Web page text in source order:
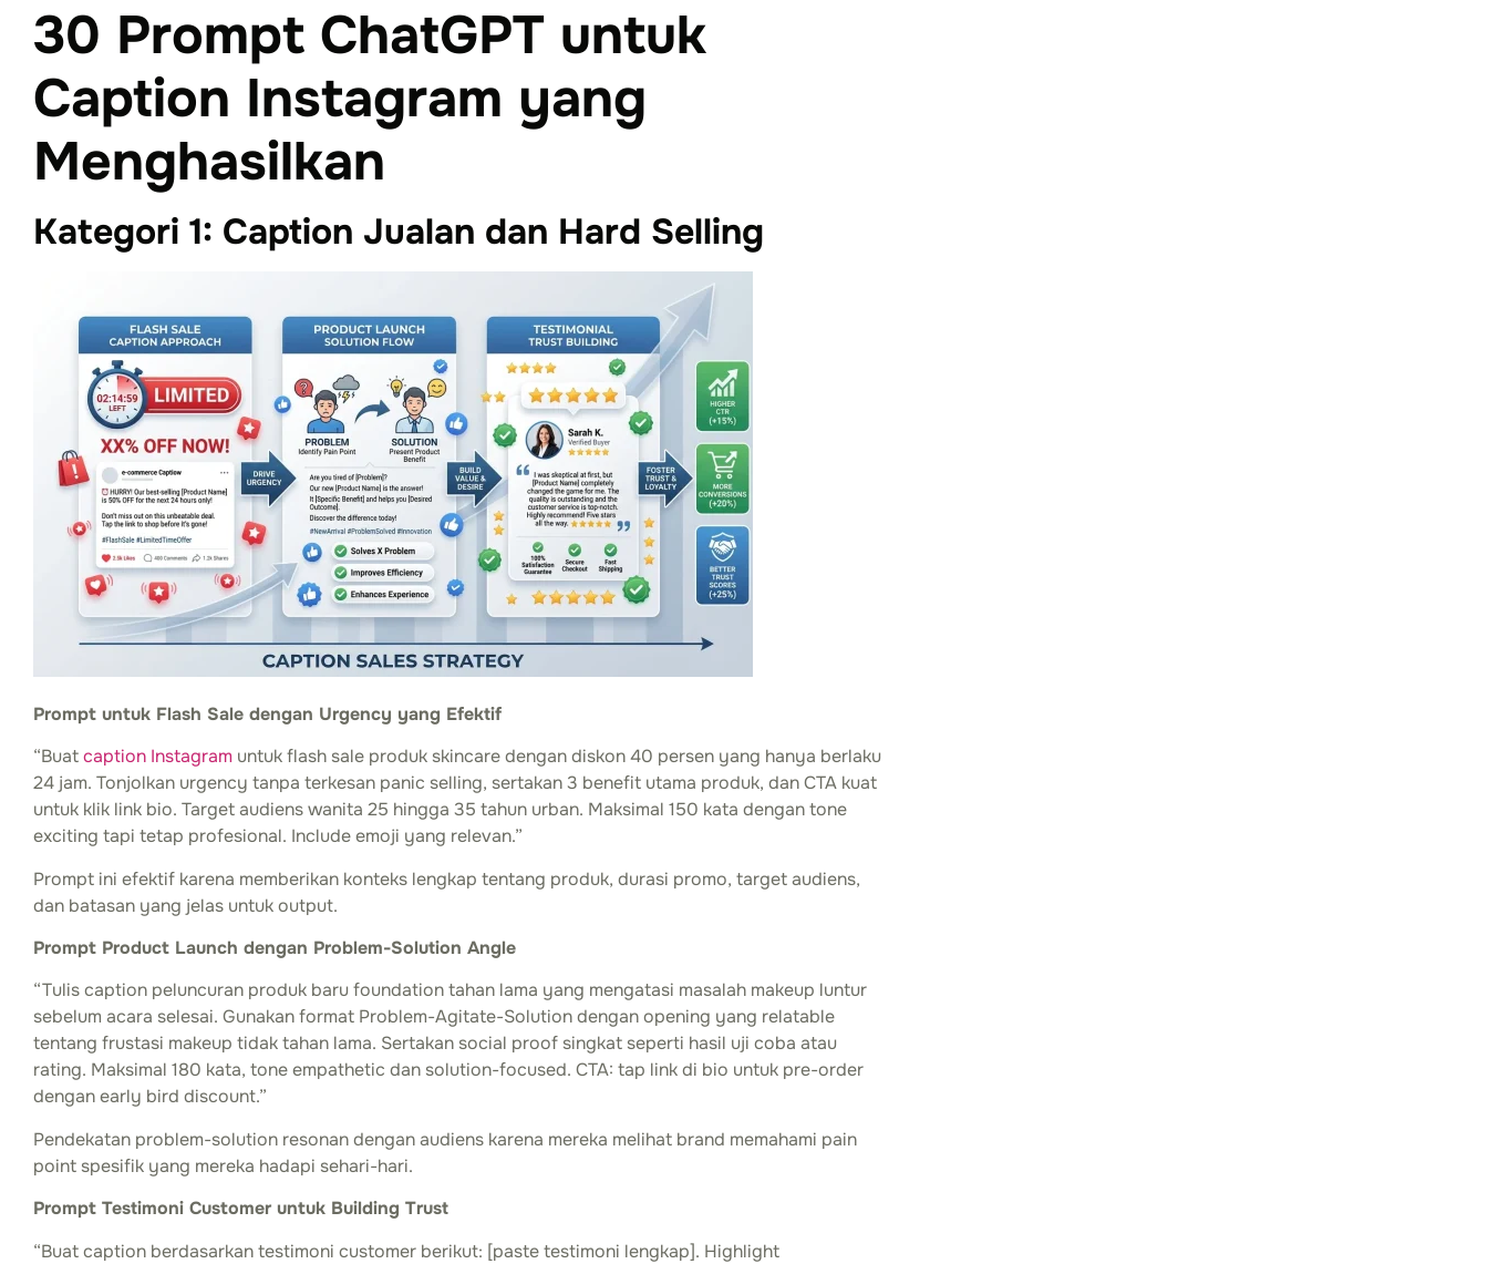
30 Prompt ChatGPT untuk
Caption Instagram yang
Menghasilkan
Kategori 1: Caption Jualan dan Hard Selling
Prompt untuk Flash Sale dengan Urgency yang Efektif
“Buatcaption Instagram untuk flash sale produk skincare dengan diskon 40 persen yang hanya berlaku
24 jam. Tonjolkan urgency tanpa terkesan panic selling, sertakan 3 benefit utama produk, dan CTA kuat
untuk klik link bio. Target audiens wanita 25 hingga 35 tahun urban. Maksimal 150 kata dengan tone
exciting tapi tetap profesional. Include emoji yang relevan.”
Prompt ini efektif karena memberikan konteks lengkap tentang produk, durasi promo, target audiens,
dan batasan yang jelas untuk output.
Prompt Product Launch dengan Problem-Solution Angle
“Tulis caption peluncuran produk baru foundation tahan lama yang mengatasi masalah makeup luntur
sebelum acara selesai. Gunakan format Problem-Agitate-Solution dengan opening yang relatable
tentang frustasi makeup tidak tahan lama. Sertakan social proof singkat seperti hasil uji coba atau
rating. Maksimal 180 kata, tone empathetic dan solution-focused. CTA: tap link di bio untuk pre-order
dengan early bird discount.”
Pendekatan problem-solution resonan dengan audiens karena mereka melihat brand memahami pain
point spesifik yang mereka hadapi sehari-hari.
Prompt Testimoni Customer untuk Building Trust
“Buat caption berdasarkan testimoni customer berikut: [paste testimoni lengkap]. Highlight